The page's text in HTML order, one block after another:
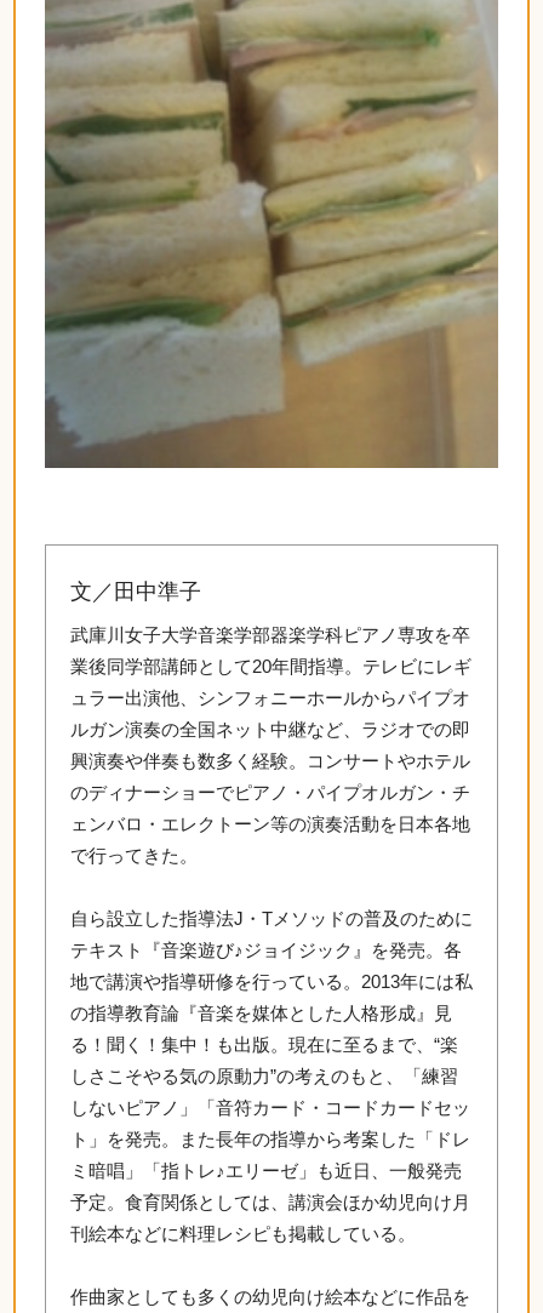
文／田中準子
武庫川女子大学音楽学部器楽学科ピアノ専攻を卒
業後同学部講師として20年間指導。テレビにレギ
ュラー出演他、シンフォニーホールからパイプオ
ルガン演奏の全国ネット中継など、ラジオでの即
興演奏や伴奏も数多く経験。コンサートやホテル
のディナーショーでピアノ・パイプオルガン・チ
ェンバロ・エレクトーン等の演奏活動を日本各地
で行ってきた。
自ら設立した指導法J・Tメソッドの普及のために
テキスト『音楽遊び♪ジョイジック』を発売。各
地で講演や指導研修を行っている。2013年には私
の指導教育論『音楽を媒体とした人格形成』見
る！聞く！集中！も出版。現在に至るまで、“楽
しさこそやる気の原動力”の考えのもと、「練習
しないピアノ」「音符カード・コードカードセッ
ト」を発売。また長年の指導から考案した「ドレ
ミ暗唱」「指トレ♪エリーゼ」も近日、一般発売
予定。食育関係としては、講演会ほか幼児向け月
刊絵本などに料理レシピも掲載している。
作曲家としても多くの幼児向け絵本などに作品を